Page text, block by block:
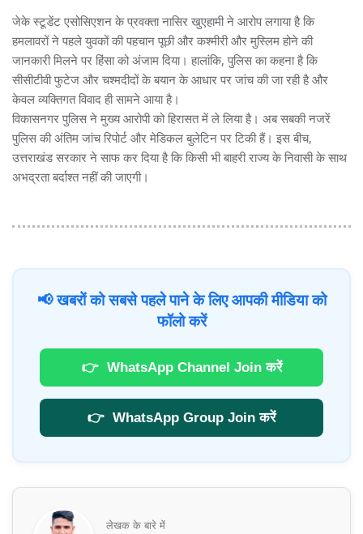
जेके स्टूडेंट एसोसिएशन के प्रवक्ता नासिर खुएहामी ने आरोप लगाया है कि
हमलावरों ने पहले युवकों की पहचान पूछी और कश्मीरी और मुस्लिम होने की
जानकारी मिलने पर हिंसा को अंजाम दिया। हालांकि, पुलिस का कहना है कि
सीसीटीवी फुटेज और चश्मदीदों के बयान के आधार पर जांच की जा रही है और
केवल व्यक्तिगत विवाद ही सामने आया है।
विकासनगर पुलिस ने मुख्य आरोपी को हिरासत में ले लिया है। अब सबकी नजरें
पुलिस की अंतिम जांच रिपोर्ट और मेडिकल बुलेटिन पर टिकी हैं। इस बीच,
उत्तराखंड सरकार ने साफ कर दिया है कि किसी भी बाहरी राज्य के निवासी के साथ
अभद्रता बर्दाश्त नहीं की जाएगी।
📢 खबरों को सबसे पहले पाने के लिए आपकी मीडिया को
फॉलो करें
👉 WhatsApp Channel Join करें
👉 WhatsApp Group Join करें
लेखक के बारे में